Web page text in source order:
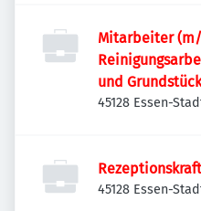
Mitarbeiter
und
45128 Essen-
45128 Essen-